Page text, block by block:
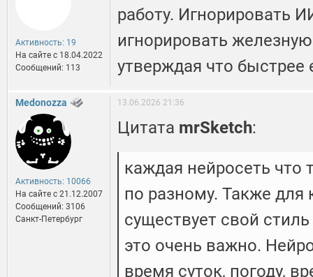
Активность: 19
На сайте c 18.04.2022
Сообщений: 113
работу. Игнорировать
игнорировать
утверждая что быстрее
Medonozza
Активность: 10066
На сайте c 21.12.2007
Сообщений: 3106
Санкт-Петербург
13.06.2026 21:36
Цитата mrSketch:
каждая нейросеть что
по разному. Также для
существует свой
это очень важно.
время суток, погоду,